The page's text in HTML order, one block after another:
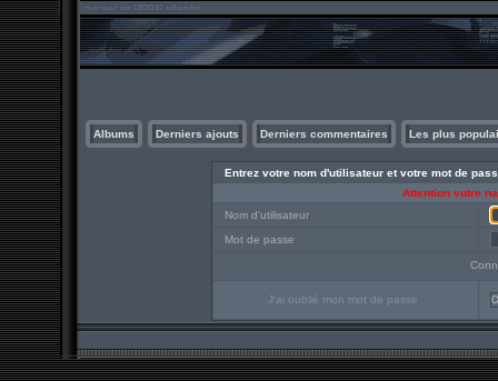
Albums Derniers ajouts Derniers commentaires Les plus
Entrez votre nom d'utilisateur et votre mot de
Attention votre
Nom d'utilisateur
Mot de passe
J'ai oublié mon mot de passe